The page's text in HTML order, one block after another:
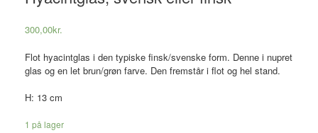
300,00kr.
Flot hyacintglas i den typiske finsk/svenske form. Denne i nupret
glas og en let brun/grøn farve. Den fremstår i flot og hel stand.
H: 13 cm
1 på lager